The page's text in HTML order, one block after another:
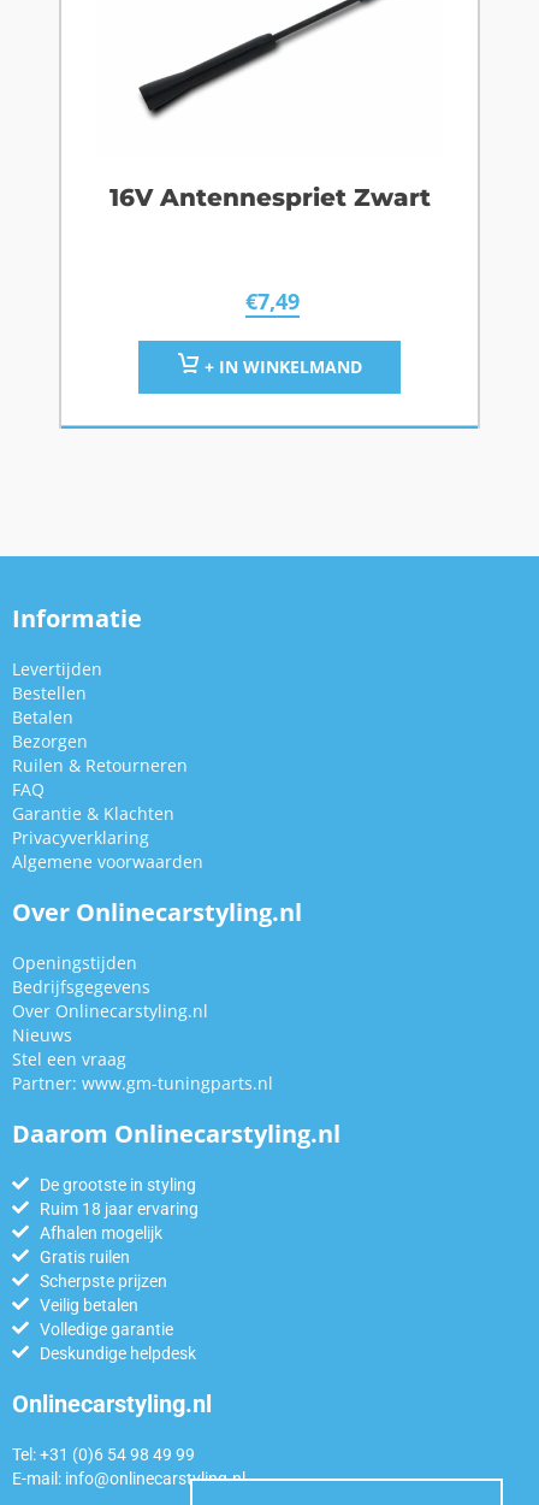
16V Antennespriet Zwart
€7,49
+ IN WINKELMAND
Informatie
Levertijden
Bestellen
Betalen
Bezorgen
Ruilen & Retourneren
FAQ
Garantie & Klachten
Privacyverklaring
Algemene voorwaarden
Over Onlinecarstyling.nl
Openingstijden
Bedrijfsgegevens
Over Onlinecarstyling.nl
Nieuws
Stel een vraag
Partner: www.gm-tuningparts.nl
Daarom Onlinecarstyling.nl
De grootste in styling
Ruim 18 jaar ervaring
Afhalen mogelijk
Gratis ruilen
Scherpste prijzen
Veilig betalen
Volledige garantie
Deskundige helpdesk
Onlinecarstyling.nl
Tel: +31 (0)6 54 98 49 99
E-mail: info@onlinecarstyling.nl